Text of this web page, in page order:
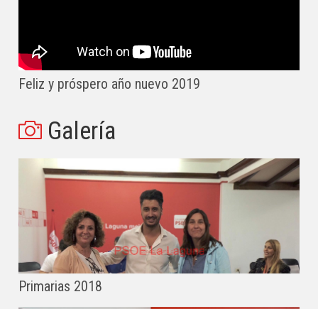
Feliz y próspero año nuevo 2019
Galería
Primarias 2018